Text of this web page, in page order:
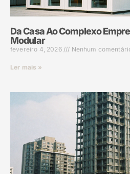
Da Casa Ao Complexo
Modular
fevereiro 4, 2026 Nenhum
Ler mais »